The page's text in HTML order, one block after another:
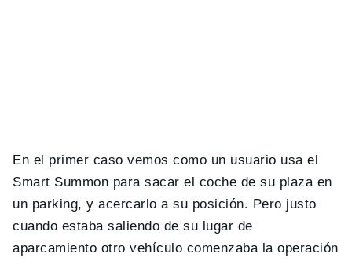
En el primer caso vemos como un usuario usa el
Smart Summon para sacar el coche de su plaza en
un parking, y acercarlo a su posición. Pero justo
cuando estaba saliendo de su lugar de
aparcamiento otro vehículo comenzaba la operación